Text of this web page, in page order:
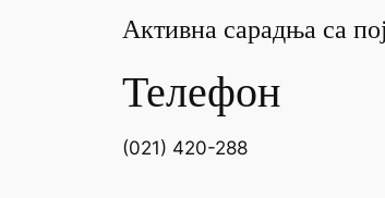
Активна сарадња са
Телефон
(021) 420-288